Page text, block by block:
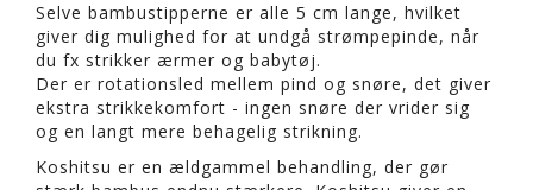
Selve bambustipperne er alle 5 cm lange, hvilket
giver dig mulighed for at undgå strømpepinde, når
du fx strikker ærmer og babytøj.
Der er rotationsled mellem pind og snøre, det giver
ekstra strikkekomfort - ingen snøre der vrider sig
og en langt mere behagelig strikning.
Koshitsu er en ældgammel behandling, der gør